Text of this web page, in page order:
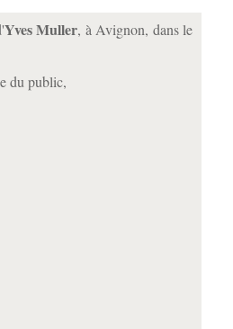
Yves Muller, à Avignon, dans le
du public,